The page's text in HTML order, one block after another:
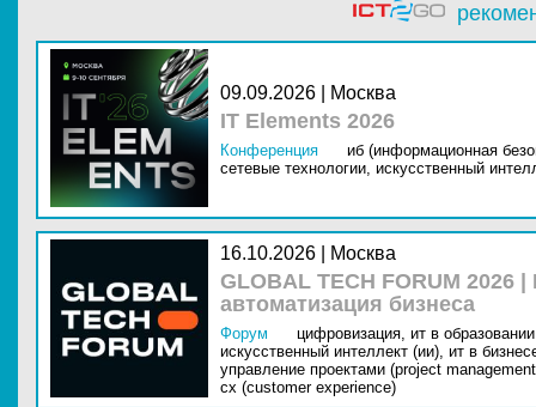
09.09.2026 | Москва
IT Elements 2026
Конференция
иб (информационная
сетевые технологии, искусственный
16.10.2026 | Москва
GLOBAL TECH FORUM
автоматизация бизнеса
Форум цифровизация, ит в
искусственный интеллект (ии), ит в
управление проектами (project
cx (customer experience)